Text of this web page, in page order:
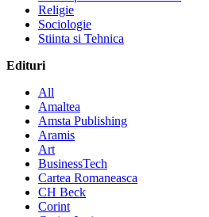
Religie
Sociologie
Stiinta si Tehnica
Edituri
All
Amaltea
Amsta Publishing
Aramis
Art
BusinessTech
Cartea Romaneasca
CH Beck
Corint